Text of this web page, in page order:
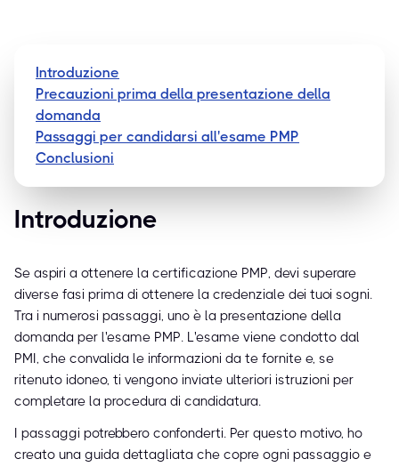
Introduzione
Precauzioni prima della presentazione della
domanda
Passaggi per candidarsi all'esame PMP
Conclusioni
Introduzione
Se aspiri a ottenere la certificazione PMP, devi superare
diverse fasi prima di ottenere la credenziale dei tuoi sogni.
Tra i numerosi passaggi, uno è la presentazione della
domanda per l'esame PMP. L'esame viene condotto dal
PMI, che convalida le informazioni da te fornite e, se
ritenuto idoneo, ti vengono inviate ulteriori istruzioni per
completare la procedura di candidatura.
I passaggi potrebbero confonderti. Per questo motivo, ho
creato una guida dettagliata che copre ogni passaggio e